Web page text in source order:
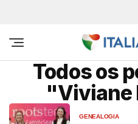
Todos os
"Viviane
GENEALOGIA